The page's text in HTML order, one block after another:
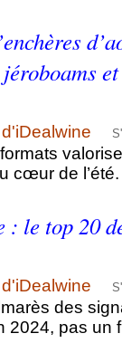
cœur de
: le top 20
des
2024, pas un